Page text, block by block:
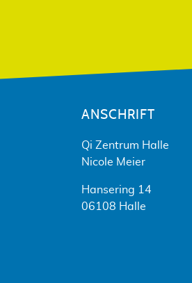
ANSCHRIFT
Qi Zentrum Halle
Nicole Meier
Hansering 14
06108 Halle